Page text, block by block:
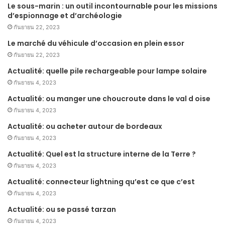
Le sous-marin : un outil incontournable pour les missions
d’espionnage et d’archéologie
กันยายน 22, 2023
Le marché du véhicule d’occasion en plein essor
กันยายน 22, 2023
Actualité: quelle pile rechargeable pour lampe solaire
กันยายน 4, 2023
Actualité: ou manger une choucroute dans le val d oise
กันยายน 4, 2023
Actualité: ou acheter autour de bordeaux
กันยายน 4, 2023
Actualité: Quel est la structure interne de la Terre ?
กันยายน 4, 2023
Actualité: connecteur lightning qu’est ce que c’est
กันยายน 4, 2023
Actualité: ou se passé tarzan
กันยายน 4, 2023